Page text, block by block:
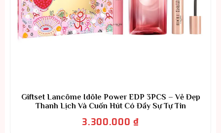
Giftset Lancôme Idôle Power EDP 3PCS – Vẻ Đẹp
Thanh Lịch Và Cuốn Hút Có Đầy Sự Tự Tin
3.300.000₫